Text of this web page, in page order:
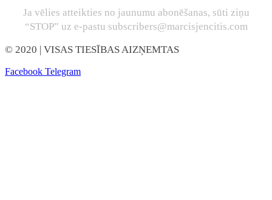
Ja vēlies atteikties no jaunumu abonēšanas, sūti ziņu
“STOP” uz e-pastu subscribers@marcisjencitis.com
© 2020 | VISAS TIESĪBAS AIZŅEMTAS
Facebook Telegram